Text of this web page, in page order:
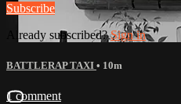
Subscribe
Already subscribed?Sign in
BATTLERAP TAXI • 10m
1 comment